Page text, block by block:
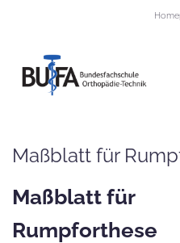
Maßblatt für
Maßblatt für
Rumpforthese